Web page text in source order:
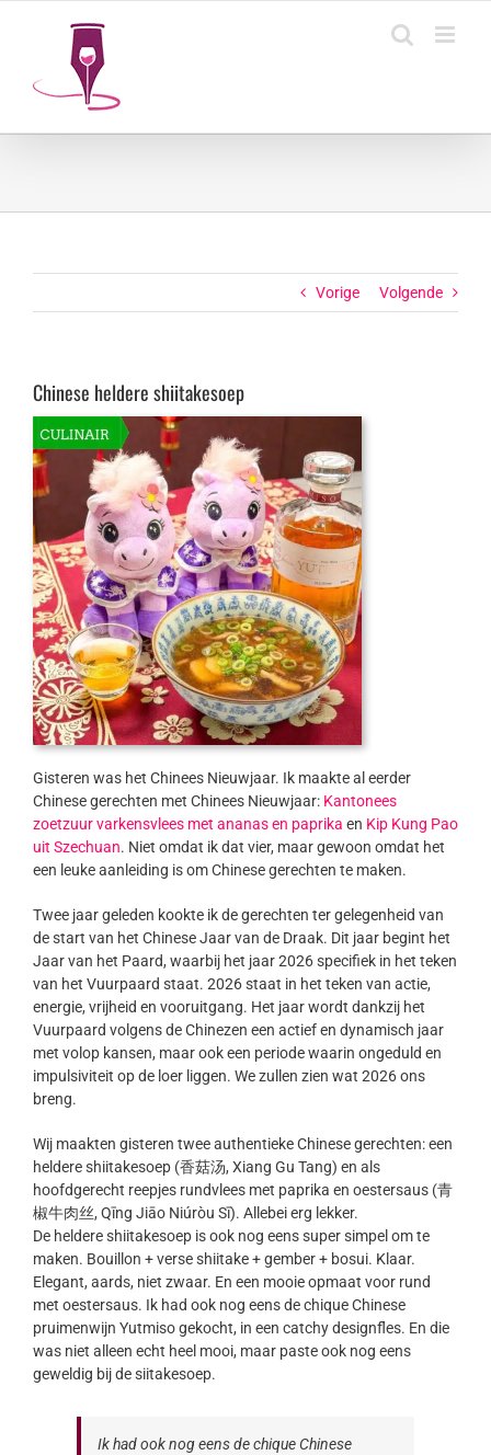
Vorige Volgende
Chinese heldere shiitakesoep
Gisteren was het Chinees Nieuwjaar. Ik maakte al eerder
Chinese gerechten met Chinees Nieuwjaar: Kantonees
zoetzuur varkensvlees met ananas en paprika en Kip Kung Pao
uit Szechuan. Niet omdat ik dat vier, maar gewoon omdat het
een leuke aanleiding is om Chinese gerechten te maken.
Twee jaar geleden kookte ik de gerechten ter gelegenheid van
de start van het Chinese Jaar van de Draak. Dit jaar begint het
Jaar van het Paard, waarbij het jaar 2026 specifiek in het teken
van het Vuurpaard staat. 2026 staat in het teken van actie,
energie, vrijheid en vooruitgang. Het jaar wordt dankzij het
Vuurpaard volgens de Chinezen een actief en dynamisch jaar
met volop kansen, maar ook een periode waarin ongeduld en
impulsiviteit op de loer liggen. We zullen zien wat 2026 ons
breng.
Wij maakten gisteren twee authentieke Chinese gerechten: een
heldere shiitakesoep (香菇汤, Xiang Gu Tang) en als
hoofdgerecht reepjes rundvlees met paprika en oestersaus (青
椒牛肉丝, Qīng Jiāo Niúròu Sī). Allebei erg lekker.
De heldere shiitakesoep is ook nog eens super simpel om te
maken. Bouillon + verse shiitake + gember + bosui. Klaar.
Elegant, aards, niet zwaar. En een mooie opmaat voor rund
met oestersaus. Ik had ook nog eens de chique Chinese
pruimenwijn Yutmiso gekocht, in een catchy designfles. En die
was niet alleen echt heel mooi, maar paste ook nog eens
geweldig bij de siitakesoep.
Ik had ook nog eens de chique Chinese